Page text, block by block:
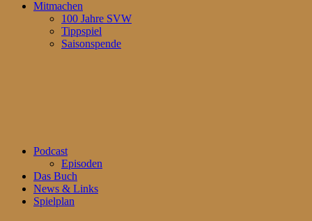
Mitmachen
100 Jahre SVW
Tippspiel
Saisonspende
Podcast
Episoden
Das Buch
News & Links
Spielplan